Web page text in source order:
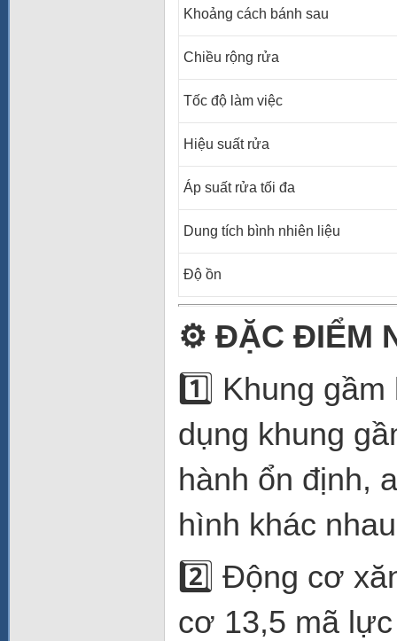
Khoảng cách bánh sau
Chiều rộng rửa
Tốc độ làm việc
Hiệu suất rửa
Áp suất rửa tối đa
Dung tích bình nhiên liệu
Độ ồn
⚙️ ĐẶC ĐIỂM
1️⃣ Khung
dụng khung
hành ổn định,
hình khác
2️⃣ Động cơ
cơ 13,5 mã